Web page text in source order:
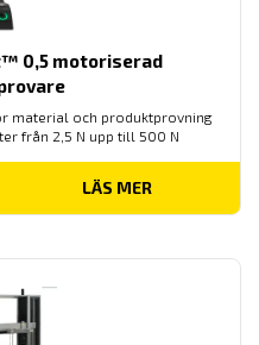
0,5 motoriserad
material och produktprovning
från 2,5 N upp till 500 N
LÄS MER